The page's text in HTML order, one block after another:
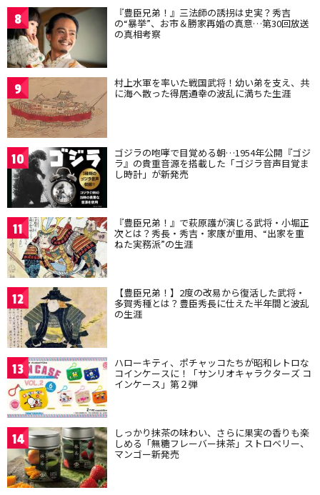
8 『豊臣兄弟！』三法師の誘拐は史実？秀吉
の“暴挙”、お市＆勝家再婚の真意…第30回放送
の真相考察
9 村上水軍を率いた戦国武将！幼い弟を支え、共
に海へ散った得居通幸の波乱に満ちた生涯
10 ゴジラの咆哮で目覚める朝…1954年公開『ゴジ
ラ』の貴重音源を搭載した「ゴジラ音声目覚ま
し時計」が新発売
11 『豊臣兄弟！』で萩原護が演じる武将・小堀正
次とは？秀長・秀吉・家康が重用、“出家を重
ねた実務派”の生涯
12 【豊臣兄弟！】2度の改易から復活した武将・
多賀秀種とは？豊臣秀長に仕えた半年間と波乱
の生涯
13 ハローキティ、ポチャッコたちが昭和レトロな
コインケースに！「サンリオキャラクターズ コ
インケース」第２弾
14 しっかり抹茶の味わい、さらに果実の香りも楽
しめる「無糖フレーバー抹茶」ストロベリー、
マンゴー新発売